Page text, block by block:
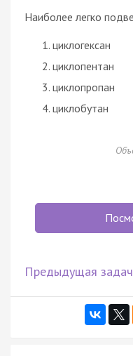
Наиболее легко
циклогексан
циклопентан
циклопропан
циклобутан
Предыдущая